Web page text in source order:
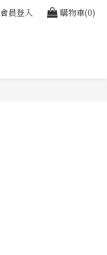
會員登入 購物車(0)